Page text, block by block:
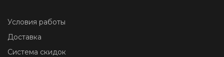
Условия работы
Доставка
Система скидок